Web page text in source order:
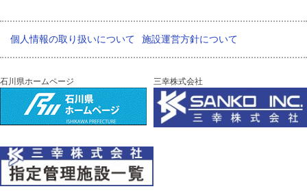
個人情報の取り扱いについて 施設運営方針について
石川県ホームページ 三幸株式会社